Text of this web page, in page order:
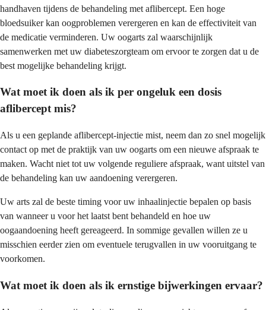
handhaven tijdens de behandeling met aflibercept. Een hoge
bloedsuiker kan oogproblemen verergeren en kan de effectiviteit van
de medicatie verminderen. Uw oogarts zal waarschijnlijk
samenwerken met uw diabeteszorgteam om ervoor te zorgen dat u de
best mogelijke behandeling krijgt.
Wat moet ik doen als ik per ongeluk een dosis
aflibercept mis?
Als u een geplande aflibercept-injectie mist, neem dan zo snel mogelijk
contact op met de praktijk van uw oogarts om een nieuwe afspraak te
maken. Wacht niet tot uw volgende reguliere afspraak, want uitstel van
de behandeling kan uw aandoening verergeren.
Uw arts zal de beste timing voor uw inhaalinjectie bepalen op basis
van wanneer u voor het laatst bent behandeld en hoe uw
oogaandoening heeft gereageerd. In sommige gevallen willen ze u
misschien eerder zien om eventuele terugvallen in uw vooruitgang te
voorkomen.
Wat moet ik doen als ik ernstige bijwerkingen ervaar?